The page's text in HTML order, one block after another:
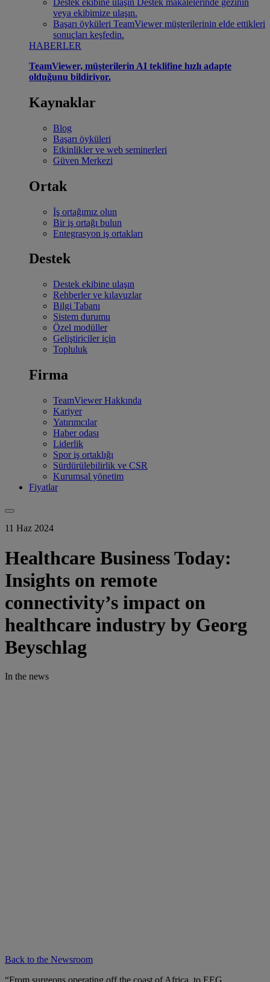
Destek ekibine ulaşın Destek makalelerinde gezinin
veya ekibimize ulaşın.
Başarı öyküleri TeamViewer müşterilerinin elde ettikleri
sonuçları keşfedin.
HABERLER
TeamViewer, müşterilerin AI teklifine hızlı adapte
olduğunu bildiriyor.
Kaynaklar
Blog
Başarı öyküleri
Etkinlikler ve web seminerleri
Güven Merkezi
Ortak
İş ortağımız olun
Bir iş ortağı bulun
Entegrasyon iş ortakları
Destek
Destek ekibine ulaşın
Rehberler ve kılavuzlar
Bilgi Tabanı
Sistem durumu
Özel modüller
Geliştiriciler için
Topluluk
Firma
TeamViewer Hakkında
Kariyer
Yatırımcılar
Haber odası
Liderlik
Spor iş ortaklığı
Sürdürülebilirlik ve CSR
Kurumsal yönetim
Fiyatlar
11 Haz 2024
Healthcare Business Today:
Insights on remote
connectivity’s impact on
healthcare industry by Georg
Beyschlag
In the news
Back to the Newsroom
“From surgeons operating off the coast of Africa, to EEG